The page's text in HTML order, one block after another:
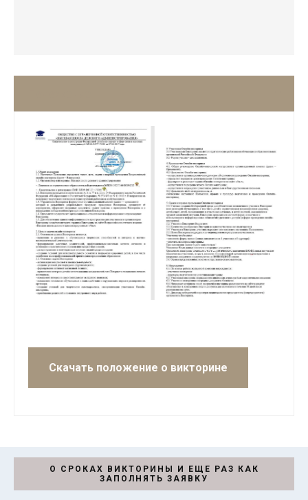
Скачать положение о викторине
О СРОКАХ ВИКТОРИНЫ И ЕЩЕ РАЗ КАК
ЗАПОЛНЯТЬ ЗАЯВКУ